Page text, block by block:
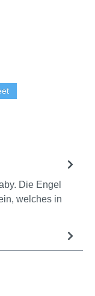
Die Engel
welches in